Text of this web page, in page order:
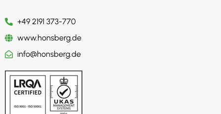
+49 2191 373-770
www.honsberg.de
info@honsberg.de